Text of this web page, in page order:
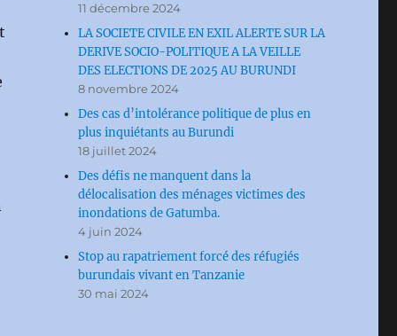
11 décembre 2024
LA SOCIETE CIVILE EN EXIL ALERTE SUR LA
DERIVE SOCIO-POLITIQUE A LA VEILLE
DES ELECTIONS DE 2025 AU BURUNDI
8 novembre 2024
Des cas d’intolérance politique de plus en
plus inquiétants au Burundi
18 juillet 2024
Des défis ne manquent dans la
délocalisation des ménages victimes des
inondations de Gatumba.
4 juin 2024
Stop au rapatriement forcé des réfugiés
burundais vivant en Tanzanie
30 mai 2024